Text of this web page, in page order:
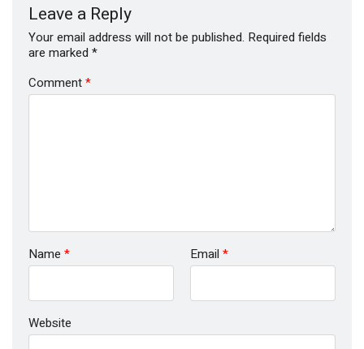
Leave a Reply
Your email address will not be published. Required fields
are marked *
Comment*
Name * Email *
Website